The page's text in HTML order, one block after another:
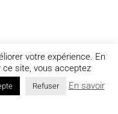
votre expérience. En
ce site, vous acceptez
Refuser
En savoir